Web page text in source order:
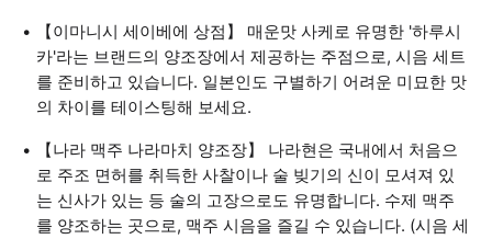
【이마니시 세이베에 상점】 매운맛 사케로 유명한 '하루시
카'라는 브랜드의 양조장에서 제공하는 주점으로, 시음 세트
를 준비하고 있습니다. 일본인도 구별하기 어려운 미묘한 맛
의 차이를 테이스팅해 보세요.
【나라 맥주 나라마치 양조장】 나라현은 국내에서 처음으
로 주조 면허를 취득한 사찰이나 술 빚기의 신이 모셔져 있
는 신사가 있는 등 술의 고장으로도 유명합니다. 수제 맥주
를 양조하는 곳으로, 맥주 시음을 즐길 수 있습니다. (시음 세